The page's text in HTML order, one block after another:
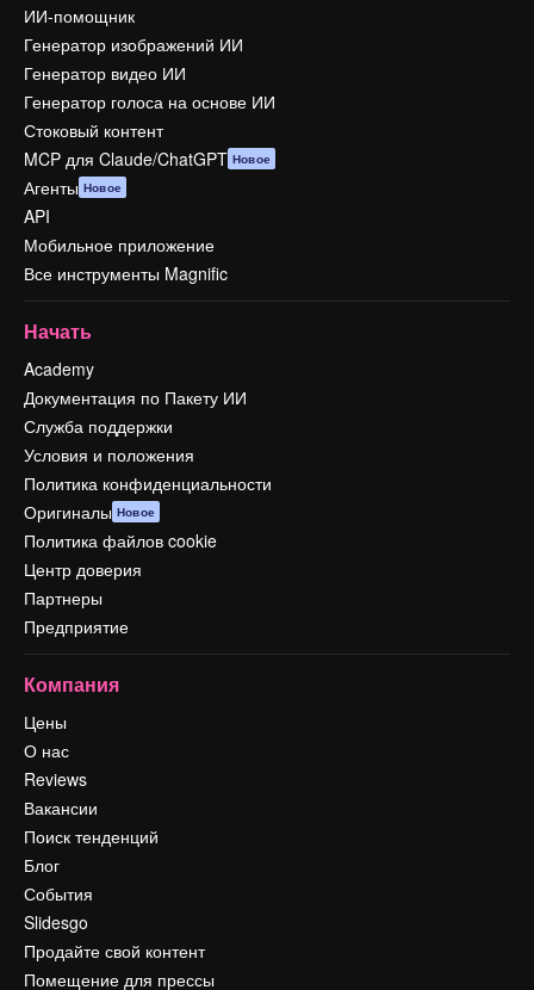
ИИ-помощник
Генератор изображений ИИ
Генератор видео ИИ
Генератор голоса на основе ИИ
Стоковый контент
MCP для Claude/ChatGPT Новое
Агенты Новое
API
Мобильное приложение
Все инструменты Magnific
Начать
Academy
Документация по Пакету ИИ
Служба поддержки
Условия и положения
Политика конфиденциальности
Оригиналы Новое
Политика файлов cookie
Центр доверия
Партнеры
Предприятие
Компания
Цены
О нас
Reviews
Вакансии
Поиск тенденций
Блог
События
Slidesgo
Продайте свой контент
Помещение для прессы